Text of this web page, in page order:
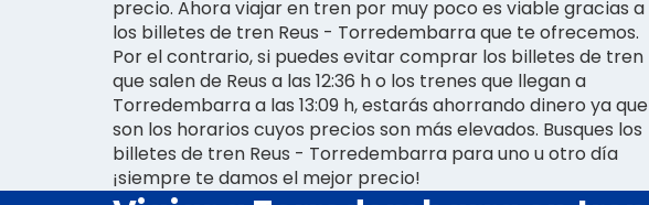
precio. Ahora viajar en tren por muy poco es viable gracias a
los billetes de tren Reus - Torredembarra que te ofrecemos.
Por el contrario, si puedes evitar comprar los billetes de tren
que salen de Reus a las 12:36 h o los trenes que llegan a
Torredembarra a las 13:09 h, estarás ahorrando dinero ya que
son los horarios cuyos precios son más elevados. Busques los
billetes de tren Reus - Torredembarra para uno u otro día
¡siempre te damos el mejor precio!